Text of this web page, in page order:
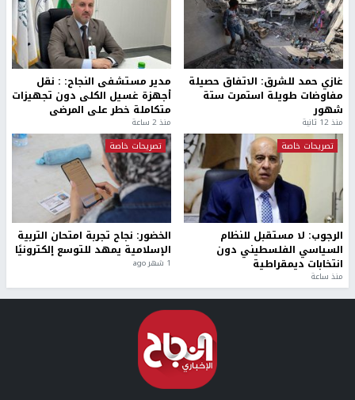
غازي حمد للشرق: الاتفاق حصيلة
مفاوضات طويلة استمرت ستة
شهور
منذ 12 ثانية
مدير مستشفى النجاح: : نقل
أجهزة غسيل الكلى دون تجهيزات
متكاملة خطر على المرضى
منذ 2 ساعة
تصريحات خاصة
الرجوب: لا مستقبل للنظام
السياسي الفلسطيني دون
انتخابات ديمقراطية
منذ ساعة
تصريحات خاصة
الخضور: نجاح تجربة امتحان التربية
الإسلامية يمهد للتوسع إلكترونيًا
1 شهر ago